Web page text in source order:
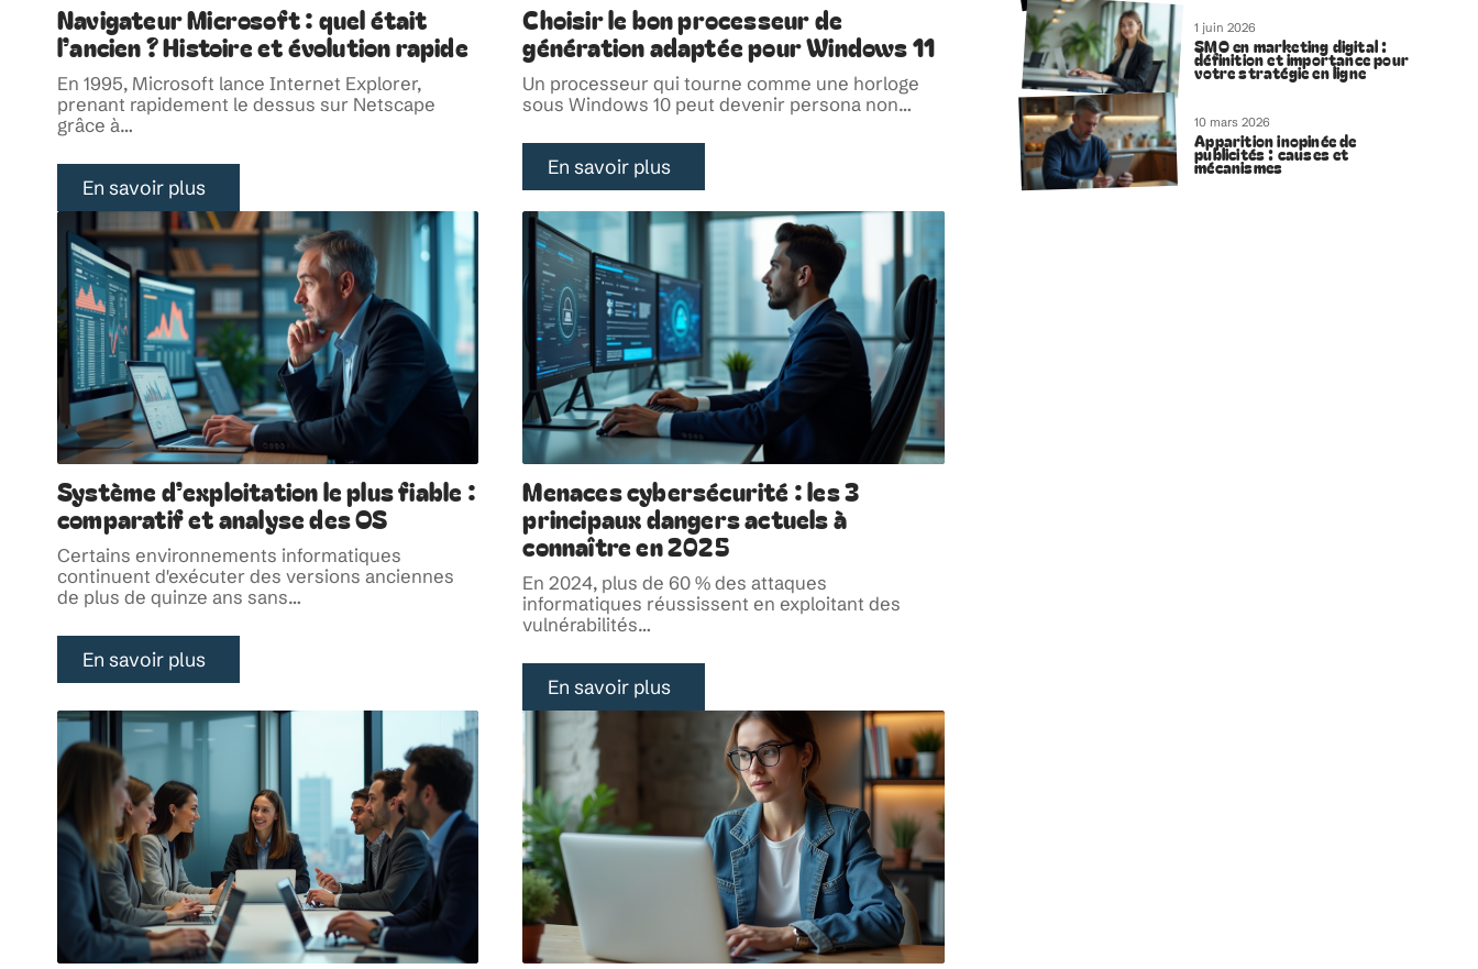
Navigateur Microsoft : quel était
l’ancien ? Histoire et évolution rapide
En 1995, Microsoft lance Internet Explorer,
prenant rapidement le dessus sur Netscape
grâce à…
En savoir plus
Choisir le bon processeur de
génération adaptée pour Windows 11
Un processeur qui tourne comme une horloge
sous Windows 10 peut devenir persona non…
En savoir plus
Système d’exploitation le plus fiable :
comparatif et analyse des OS
Certains environnements informatiques
continuent d'exécuter des versions anciennes
de plus de quinze ans sans…
En savoir plus
Menaces cybersécurité : les 3
principaux dangers actuels à
connaître en 2025
En 2024, plus de 60 % des attaques
informatiques réussissent en exploitant des
vulnérabilités…
En savoir plus
1 juin 2026
SMO en marketing digital :
définition et importance pour
votre stratégie en ligne
10 mars 2026
Apparition inopinée de
publicités : causes et
mécanismes